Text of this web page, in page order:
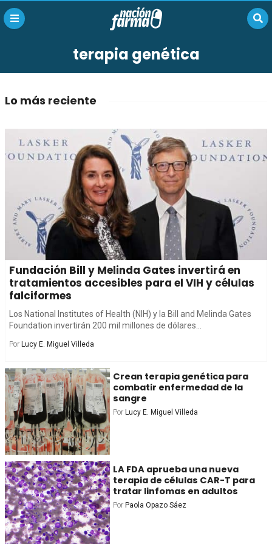
terapia genética
Lo más reciente
Fundación Bill y Melinda Gates invertirá en
tratamientos accesibles para el VIH y células
falciformes
Los National Institutes of Health (NIH) y la Bill and Melinda Gates
Foundation invertirán 200 mil millones de dólares...
Por Lucy E. Miguel Villeda
Crean terapia genética para
combatir enfermedad de la
sangre
Por Lucy E. Miguel Villeda
LA FDA aprueba una nueva
terapia de células CAR-T para
tratar linfomas en adultos
Por Paola Opazo Sáez